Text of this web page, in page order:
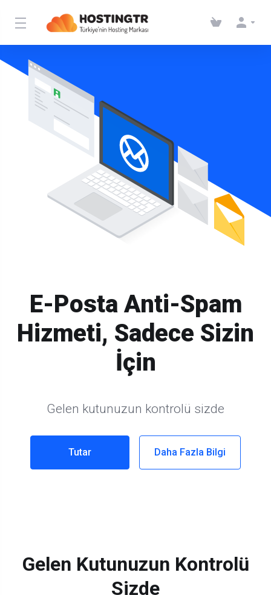
E-Posta Anti-Spam
Hizmeti, Sadece Sizin
İçin
Gelen kutunuzun kontrolü sizde
Tutar Daha Fazla Bilgi
Gelen Kutunuzun Kontrolü
Sizde